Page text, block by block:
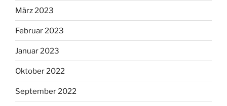
März 2023
Februar 2023
Januar 2023
Oktober 2022
September 2022